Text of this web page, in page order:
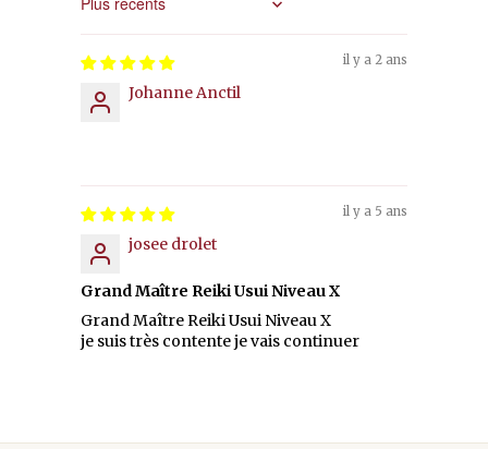
Sort by
il y a 2 ans
Johanne Anctil
il y a 5 ans
josee drolet
Grand Maître Reiki Usui Niveau X
Grand Maître Reiki Usui Niveau X
je suis très contente je vais continuer